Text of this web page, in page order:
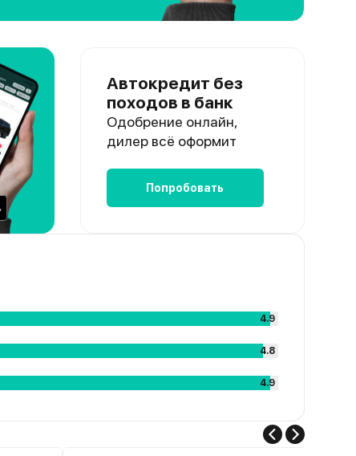
Автокредит без
походов в банк
Одобрение онлайн,
дилер всё оформит
Попробовать
4.9
4.8
4.9